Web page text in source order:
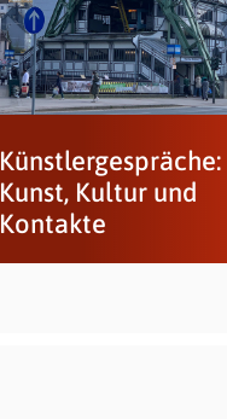
Künstlergespräche:
Kunst, Kultur und
Kontakte